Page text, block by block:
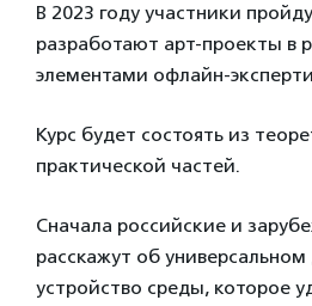
В 2023 году участники
разработают арт-проекты в
элементами офлайн-
Курс будет состоять из
практической частей.
Сначала российские и
расскажут об
устройство среды, которое